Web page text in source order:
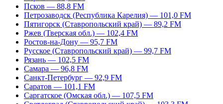
Псков — 88,8 FM
Петрозаводск (Республика Карелия) — 101,0 FM
Пятигорск (Ставропольский край) — 89,2 FM
Ржев (Тверская обл.) — 102,4 FM
Ростов-на-Дону — 95,7 FM
Русское (Ставропольский край) — 99,7 FM
Рязань — 102,5 FM
Самара — 96,8 FM
Санкт-Петербург — 92,9 FM
Саратов — 101,1 FM
Саргатское (Омская обл.) — 107,5 FM